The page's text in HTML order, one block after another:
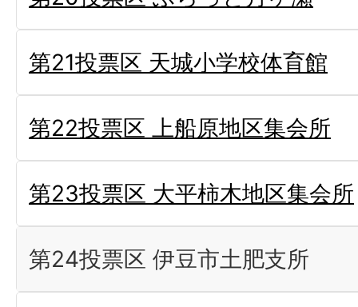
第21投票区 天城小学校体育館
第22投票区 上船原地区集会所
第23投票区 大平柿木地区集会所
第24投票区 伊豆市土肥支所